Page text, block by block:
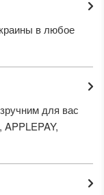
в любое
для вас